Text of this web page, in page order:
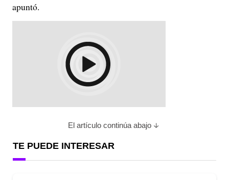
apuntó.
El artículo continúa abajo
TE PUEDE INTERESAR